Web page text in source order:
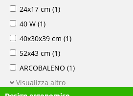
24x17 cm (1)
40 W (1)
40x30x39 cm (1)
52x43 cm (1)
ARCOBALENO (1)
Visualizza altro